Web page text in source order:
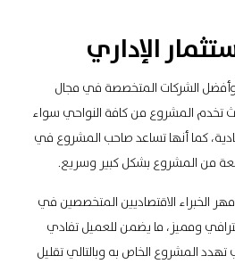
الإداري
الشركات المتخصصة في مجال
حيث تخدم المشروع من كافة النواحي سواء
كما أنها تساعد صاحب المشروع في
من المشروع بشكل كبير وسريع.
الخبراء الاقتصاديين المتخصصين في
ومميز، ما يضمن للعميل تفادي
المشروع الخاص به وبالتالي تقليل